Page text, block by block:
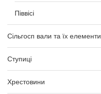
Піввісі
Сільгосп вали та їх елементи
Ступиці
Хрестовини